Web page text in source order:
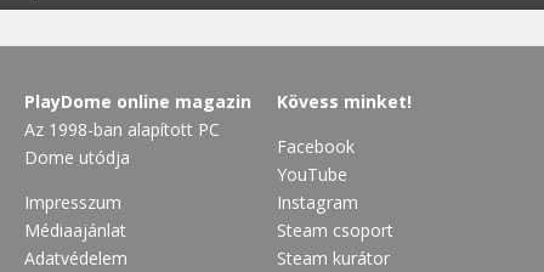
PlayDome online magazin
Az 1998-ban alapított PC
Dome utódja
Impresszum
Médiaajánlat
Adatvédelem
Kövess minket!
Facebook
YouTube
Instagram
Steam csoport
Steam kurátor